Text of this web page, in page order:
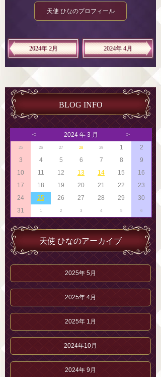
天使 ひなのプロフィール
2024年 2月 2024年 4月
BLOG INFO
< 2024 年 3 月 >
25 26 27 28 29 1
2
3
4 5 6 7 8
9
10
11 12 13 14 15
16
17
18 19 20 21 22
23
24
25 26 27 28 29
30
31
1 2 3 4 5 6
天使 ひなのアーカイブ
2025年 5月
2025年 4月
2025年 1月
2024年10月
2024年 9月